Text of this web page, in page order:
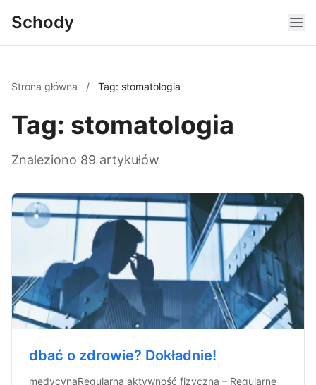
Schody
Strona główna / Tag: stomatologia
Tag: stomatologia
Znaleziono 89 artykułów
dbać o zdrowie? Dokładnie!
medycynaRegularna aktywność fizyczna – Regularne